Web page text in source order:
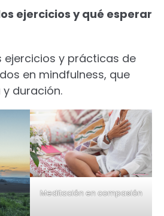
ejercicios y qué esperar
ejercicios y prácticas de
en mindfulness, que
duración.
Meditación en compasión